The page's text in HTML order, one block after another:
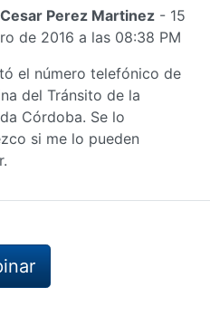
Perez Martinez - 15
de 2016 a las 08:38 PM
el número telefónico de
del Tránsito de la
Córdoba. Se lo
si me lo pueden